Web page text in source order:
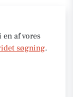
af vores
søgning.